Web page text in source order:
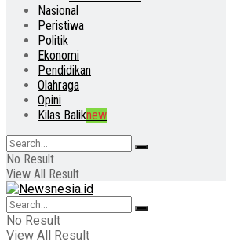
Nasional
Peristiwa
Politik
Ekonomi
Pendidikan
Olahraga
Opini
Kilas Baliknew
No Result
View All Result
No Result
View All Result